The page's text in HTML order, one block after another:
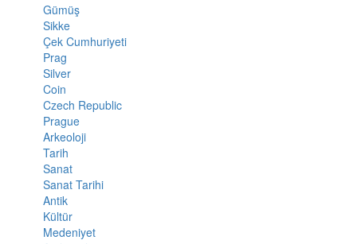
Gümüş
Sikke
Çek Cumhuriyeti
Prag
Silver
Coin
Czech Republic
Prague
Arkeoloji
Tarih
Sanat
Sanat Tarihi
Antik
Kültür
Medeniyet